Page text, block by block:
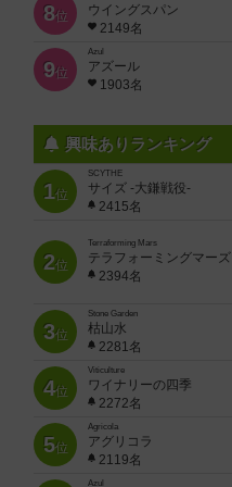
8位
ウイングスパン
2149名
9位
Azul
アズール
1903名
興味ありランキング
1位
SCYTHE
サイズ -大鎌戦役-
2415名
2位
Terraforming Mars
テラフォーミングマーズ
2394名
3位
Stone Garden
枯山水
2281名
4位
Viticulture
ワイナリーの四季
2272名
5位
Agricola
アグリコラ
2119名
Azul